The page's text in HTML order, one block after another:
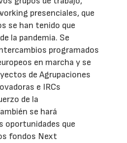
presenciales, que
se han tenido que
la pandemia. Se
programados
en marcha y se
de Agrupaciones
e IRCs
de la
se hará
oportunidades que
fondos Next